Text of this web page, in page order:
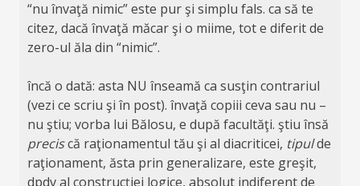
“nu învaţă nimic” este pur şi simplu fals. ca să te
citez, dacă învaţă măcar şi o miime, tot e diferit de
zero-ul ăla din “nimic”.
încă o dată: asta NU înseamă ca susţin contrariul
(vezi ce scriu şi în post). învaţă copiii ceva sau nu –
nu ştiu; vorba lui Bălosu, e după facultăţi. ştiu însă
preciscă raţionamentul tău şi al diacriticei, tipulde
raţionament, ăsta prin generalizare, este greşit,
dpdv al construcţiei logice, absolut indiferent de